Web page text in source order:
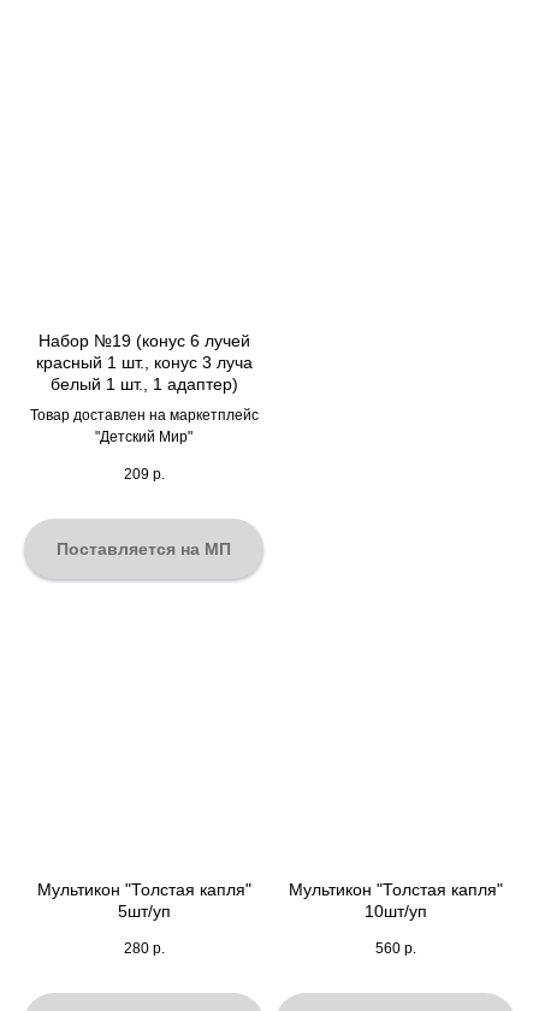
Набор №19 (конус 6 лучей
красный 1 шт., конус 3 луча
белый 1 шт., 1 адаптер)
Товар доставлен на маркетплейс
"Детский Мир"
209 р.
Поставляется на МП
Мультикон "Толстая капля"
5шт/уп
280 р.
Мультикон "Толстая капля"
10шт/уп
560 р.